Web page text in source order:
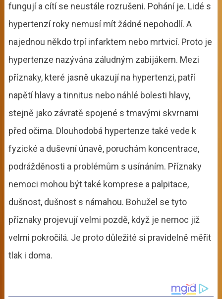
fungují a cítí se neustále rozrušeni. Pohání je. Lidé s
hypertenzí roky nemusí mít žádné nepohodlí. A
najednou někdo trpí infarktem nebo mrtvicí. Proto je
hypertenze nazývána záludným zabijákem. Mezi
příznaky, které jasně ukazují na hypertenzi, patří
napětí hlavy a tinnitus nebo náhlé bolesti hlavy,
stejně jako závratě spojené s tmavými skvrnami
před očima. Dlouhodobá hypertenze také vede k
fyzické a duševní únavě, poruchám koncentrace,
podrážděnosti a problémům s usínáním. Příznaky
nemoci mohou být také komprese a palpitace,
dušnost, dušnost s námahou. Bohužel se tyto
příznaky projevují velmi pozdě, když je nemoc již
velmi pokročilá. Je proto důležité si pravidelně měřit
tlak i doma.